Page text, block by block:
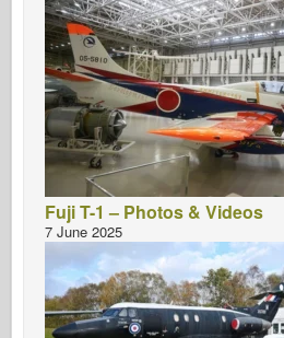
Fuji T-1 – Photos & Videos
7 June 2025